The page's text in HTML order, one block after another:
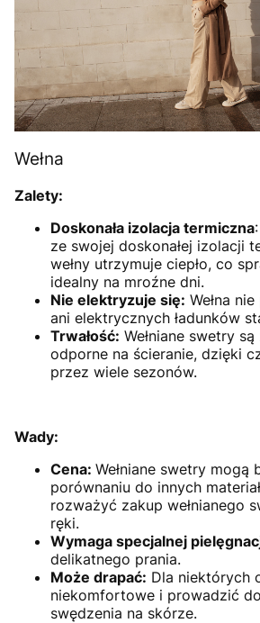
Wełna
Zalety:
Doskonała izolacja termiczna
ze swojej doskonałej izolacji
wełny utrzymuje ciepło, co
idealny na mroźne dni.
Nie elektryzuje się: Wełna
ani elektrycznych ładunków
Trwałość: Wełniane swetry
odporne na ścieranie, dzięki
przez wiele sezonów.
Wady:
Cena: Wełniane swetry
porównaniu do innych
rozważyć zakup wełnianego
ręki.
Wymaga specjalnej
delikatnego prania.
Może drapać: Dla niektórych
niekomfortowe i prowadzić
swędzenia na skórze.